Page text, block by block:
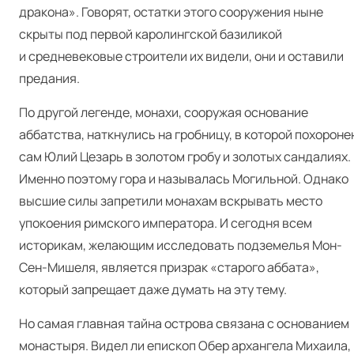
дракона». Говорят, остатки этого сооружения ныне
скрыты под первой каролингской базиликой
и средневековые строители их видели, они и оставили
предания.
По другой легенде, монахи, сооружая основание
аббатства, наткнулись на гробницу, в которой
сам Юлий Цезарь в золотом гробу и золотых сандалиях.
Именно поэтому гора и называлась Могильной. Однако
высшие силы запретили монахам вскрывать место
упокоения римского императора. И сегодня всем
историкам, желающим исследовать подземелья Мон-
Сен-Мишеля, является призрак «старого аббата»,
который запрещает даже думать на эту тему.
Но самая главная тайна острова связана с основанием
монастыря. Видел ли епископ Обер архангела Михаила,